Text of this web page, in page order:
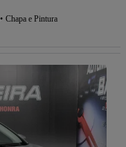
Chapa e Pintura